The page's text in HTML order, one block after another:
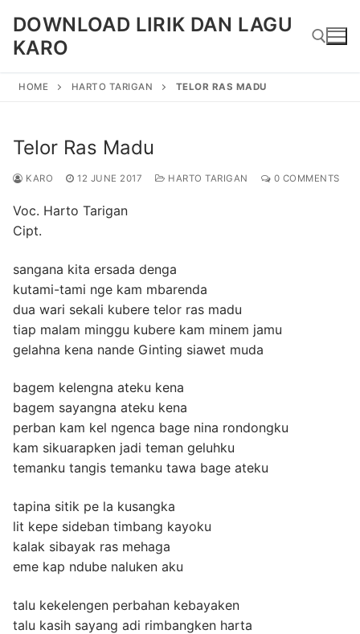
content
DOWNLOAD LIRIK DAN LAGU
KARO
HOME HARTO TARIGAN TELOR RAS MADU
Telor Ras Madu
KARO 12 JUNE 2017 HARTO TARIGAN 0 COMMENTS
Voc. Harto Tarigan
Cipt.
sangana kita ersada denga
kutami-tami nge kam mbarenda
dua wari sekali kubere telor ras madu
tiap malam minggu kubere kam minem jamu
gelahna kena nande Ginting siawet muda
bagem kelengna ateku kena
bagem sayangna ateku kena
perban kam kel ngenca bage nina rondongku
kam sikuarapken jadi teman geluhku
temanku tangis temanku tawa bage ateku
tapina sitik pe la kusangka
lit kepe sideban timbang kayoku
kalak sibayak ras mehaga
eme kap ndube naluken aku
talu kekelengen perbahan kebayaken
talu kasih sayang adi rimbangken harta